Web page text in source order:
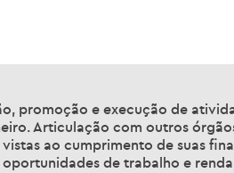
promoção e execução de
Articulação com outros
ao cumprimento de suas
de trabalho e